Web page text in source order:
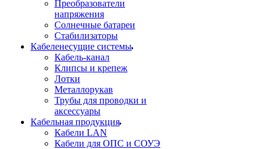
Преобразователи
напряжения
Солнечные батареи
Стабилизаторы
Кабеленесущие системы
Кабель-канал
Клипсы и крепеж
Лотки
Металлорукав
Трубы для проводки и
аксессуары
Кабельная продукция
Кабели LAN
Кабели для ОПС и СОУЭ